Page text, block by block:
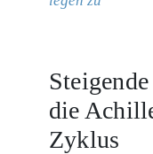
die
Zyklus